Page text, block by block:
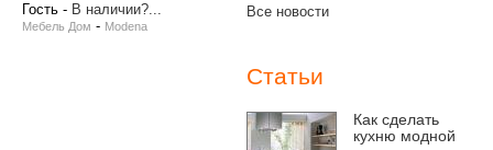
Гость - В наличии?...
Мебель Дом - Modena
Все новости
Статьи
Как сделать
кухню модной